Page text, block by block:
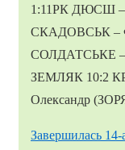
1:11РК ДЮСШ
СКАДОВСЬК –
СОЛДАТСЬКЕ
ЗЕМЛЯК 10:2
Олександр
Завершилась 14-